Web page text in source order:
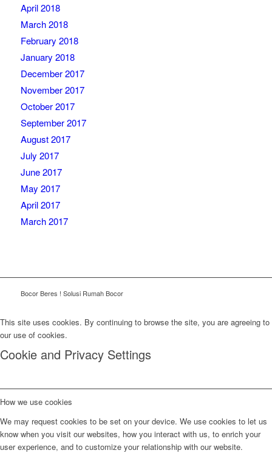
April 2018
March 2018
February 2018
January 2018
December 2017
November 2017
October 2017
September 2017
August 2017
July 2017
June 2017
May 2017
April 2017
March 2017
Bocor Beres ! Solusi Rumah Bocor
This site uses cookies. By continuing to browse the site, you are agreeing to
our use of cookies.
Cookie and Privacy Settings
How we use cookies
We may request cookies to be set on your device. We use cookies to let us
know when you visit our websites, how you interact with us, to enrich your
user experience, and to customize your relationship with our website.